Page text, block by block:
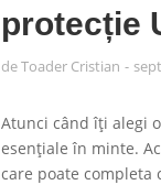
protecție
deToader Cristian
Atunci când îți alegi
esențiale în minte.
care poate completa